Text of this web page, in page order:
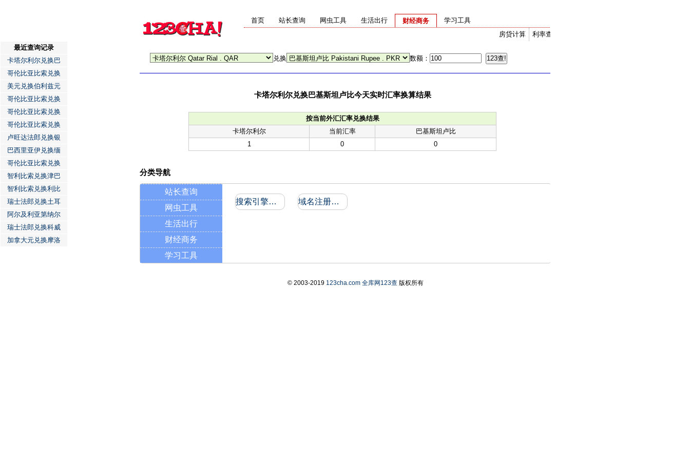
首页 站长查询 网虫工具 生活出行
财经商务
利率查询
房贷计算
学习工具
兑换 数额：
卡塔尔利尔兑换巴基斯坦卢比今天实时汇率换算结果
按当前外汇汇率兑换结果
卡塔尔利尔
当前汇率
巴基斯坦卢比
1
0 0
最近查询记录
卡塔尔利尔兑换巴
哥伦比亚比索兑换
美元兑换伯利兹元
哥伦比亚比索兑换
哥伦比亚比索兑换
哥伦比亚比索兑换
卢旺达法郎兑换银
巴西里亚伊兑换缅
哥伦比亚比索兑换
智利比索兑换津巴
智利比索兑换利比
瑞士法郎兑换土耳
阿尔及利亚第纳尔
瑞士法郎兑换科威
加拿大元兑换摩洛
分类导航
站长查询
网虫工具
生活出行
财经商务
学习工具
搜索引擎收录和反向链接 域名注册信息
© 2003-2019 123cha.com 全库网123查版权所有